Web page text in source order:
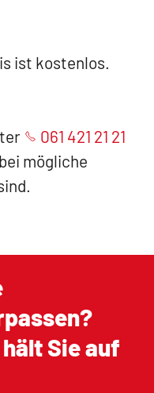
ist kostenlos.
061 421 21 21
mögliche
Sie auf